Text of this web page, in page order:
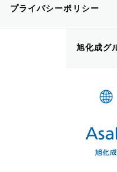
プライバシーポリシー
旭化成グ